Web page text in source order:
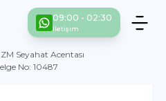
09:00 - 02:30
İletişim
Seyahat Acentası
No: 10487